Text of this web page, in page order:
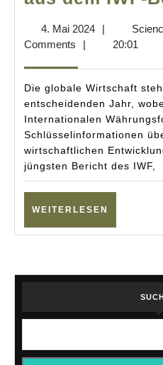
4. Mai 20244. |
Comments
| 20:01
Die globale Wirtschaft
entscheidenden Jahr,
Internationalen
Schlüsselinformationen
wirtschaftlichen
jüngsten Bericht des IWF,
WEITERLESEN